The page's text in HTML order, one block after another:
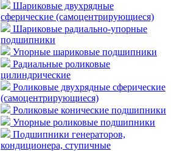
Шариковые двухрядные
сферические (самоцентрирующиеся)
Шариковые радиально-упорные
подшипники
Упорные шариковые подшипники
Радиальные роликовые
цилиндрические
Роликовые двухрядные сферические
(самоцентрирующиеся)
Роликовые конические подшипники
Упорные роликовые подшипники
Подшипники генераторов,
кондиционера, ступичные